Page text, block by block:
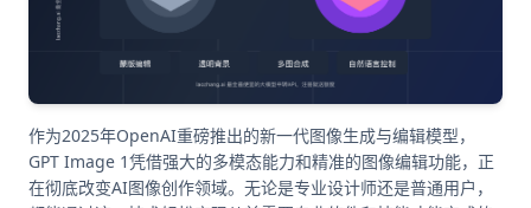
作为2025年OpenAI重磅推出的新一代图像生成与编辑模型，
GPT Image 1凭借强大的多模态能力和精准的图像编辑功能，正
在彻底改变AI图像创作领域。无论是专业设计师还是普通用户，